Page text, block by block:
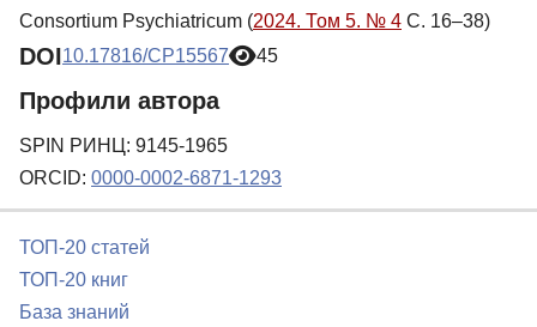
Consortium Psychiatricum (2024. Том 5. № 4 С. 16–38)
DOI10.17816/CP15567 45
Профили автора
SPIN РИНЦ: 9145-1965
ORCID: 0000-0002-6871-1293
ТОП-20 статей
ТОП-20 книг
База знаний